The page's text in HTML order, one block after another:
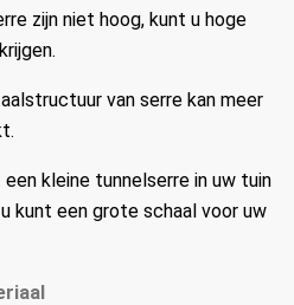
zijn niet hoog, kunt u hoge
van serre kan meer
kleine tunnelserre in uw tuin
kunt een grote schaal voor uw